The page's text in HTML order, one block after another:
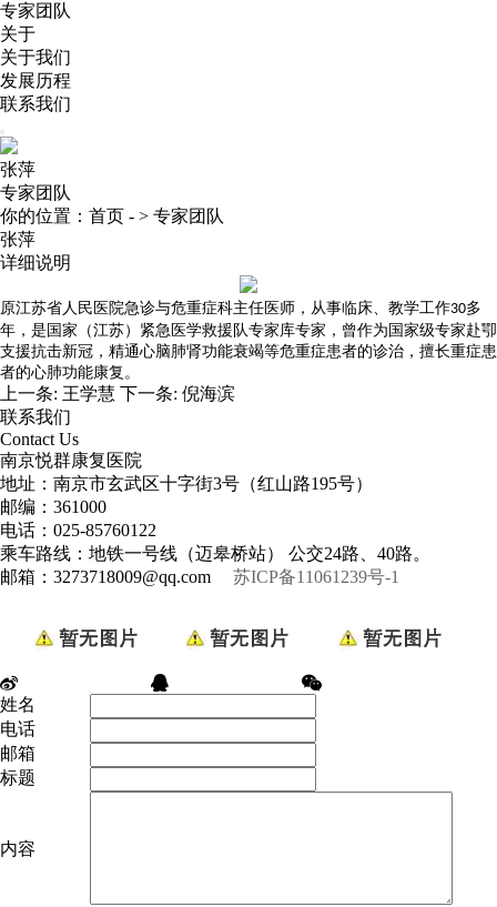
专家团队
关于
关于我们
发展历程
联系我们
张萍
专家团队
你的位置： 首页 - > 专家团队
张萍
详细说明
原江苏省人民医院急诊与危重症科主任医师，从事临床、教学工作30多
年，是国家（江苏）紧急医学救援队专家库专家，曾作为国家级专家赴卾
支援抗击新冠，精通心脑肺肾功能衰竭等危重症患者的诊治，擅长重症患
者的心肺功能康复。
上一条: 王学慧 下一条: 倪海滨
联系我们
Contact Us
南京悦群康复医院
地址：南京市玄武区十字街3号（红山路195号）
邮编：361000
电话：025-85760122
乘车路线：地铁一号线（迈皋桥站） 公交24路、40路。
邮箱：3273718009@qq.com 苏ICP备11061239号-1
姓名
电话
邮箱
标题
内容